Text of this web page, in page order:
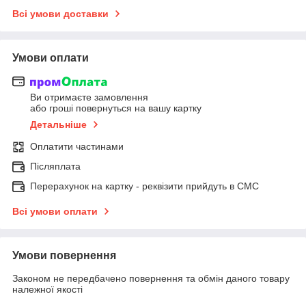
Всі умови доставки
Умови оплати
Ви отримаєте замовлення
або гроші повернуться на вашу картку
Детальніше
Оплатити частинами
Післяплата
Перерахунок на картку - реквізити прийдуть в СМС
Всі умови оплати
Умови повернення
Законом не передбачено повернення та обмін даного товару
належної якості